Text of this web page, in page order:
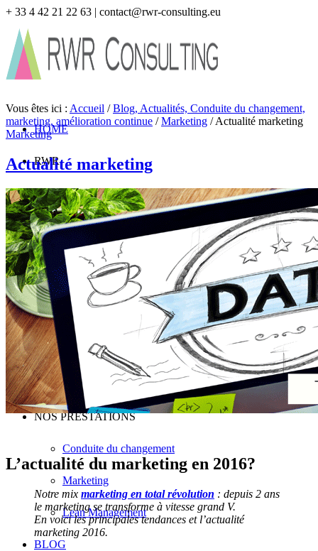
+ 33 4 42 21 22 63 | contact@rwr-consulting.eu
HOME
RWR
Savoir-Faire
Les consultants
Vision
VOS BESOINS
Conseil en excellence opérationnelle
Conseil en stratégie d’entreprise
Conseil Microsoft Dynamics 365 Business Central
NOS PRESTATIONS
Conduite du changement
Marketing
Lean Management
BLOG
Vous êtes ici : Accueil / Blog, Actualités, Conduite du changement,
marketing, amélioration continue / Marketing / Actualité marketing
Marketing
Actualité marketing
L’actualité du marketing en 2016?
Notre mix marketing en total révolution : depuis 2 ans
le marketing se transforme à vitesse grand V.
En voici les principales tendances et l’actualité
marketing 2016.